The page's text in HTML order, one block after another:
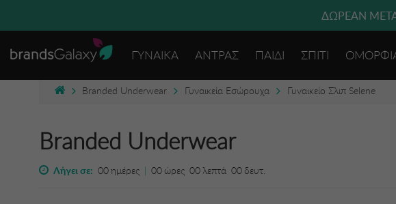
ΔΩΡΕΑΝ ΜΕΤΑΦΟΡΙΚΑ
ΔΩΡΕΑΝ
ΓΥΝΑΙΚΑ ΑΝΤΡΑΣ ΠΑΙΔΙ ΣΠΙΤΙ
Branded Underwear Γυναικεία Εσώρουχα Γυναικείο Σλιπ Selene
Branded Underwear
Λήγει σε: 00ημέρες | 00 ώρες 00λεπτά 00 δευτ.